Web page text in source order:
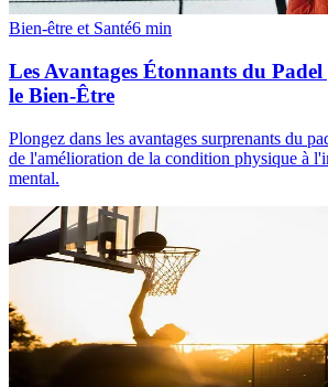
Bien-être et Santé6 min
Les Avantages Étonnants du
le Bien-Être
Plongez dans les avantages surprenants du
de l'amélioration de la condition physique à
mental.